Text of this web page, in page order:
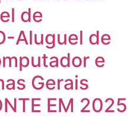
de
Aluguel de
e
Gerais
EM 2025